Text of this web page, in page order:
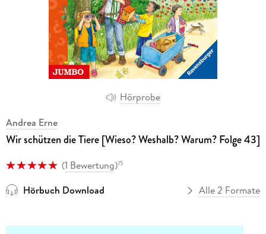
Hörprobe
Andrea Erne
Wir schützen die Tiere [Wieso? Weshalb? Warum? Folge 43]
(1 Bewertung)15
Hörbuch Download Alle 2 Formate